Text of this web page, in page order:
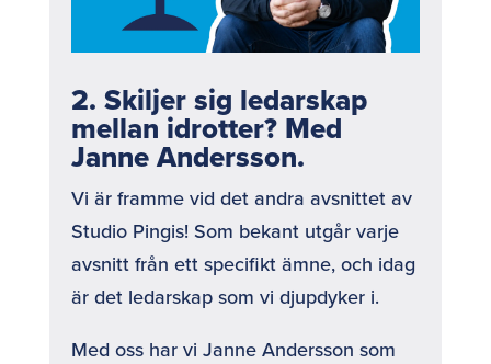
2. Skiljer sig ledarskap
mellan idrotter? Med
Janne Andersson.
Vi är framme vid det andra avsnittet av
Studio Pingis! Som bekant utgår varje
avsnitt från ett specifikt ämne, och idag
är det ledarskap som vi djupdyker i.
Med oss har vi Janne Andersson som